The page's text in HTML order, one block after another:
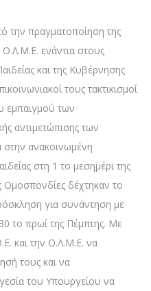
την πραγματοποίηση της
Ο.Λ.Μ.Ε. ενάντια στους
και της Κυβέρνησης
τους τακτικισμοί
εμπαιγμού των
αντιμετώπισης των
ανακοινωμένη
στη 1 το μεσημέρι της
Ομοσπονδίες δέχτηκαν το
για συνάντηση με
το πρωί της Πέμπτης. Με
και την Ο.Λ.Μ.Ε. να
τους και να
του Υπουργείου να